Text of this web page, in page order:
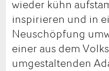
wieder kühn
inspirieren und in
Neuschöpfung
einer aus dem
umgestaltenden